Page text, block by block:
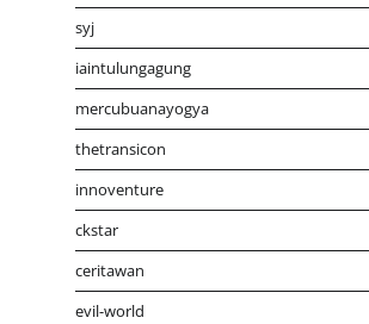
syj
iaintulungagung
mercubuanayogya
thetransicon
innoventure
ckstar
ceritawan
evil-world